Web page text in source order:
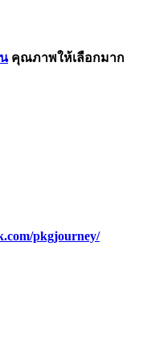
คุณภาพให้เลือกมาก
pkgjourney/